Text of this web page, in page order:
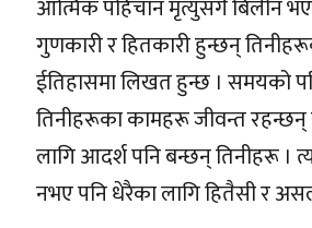
आत्मिक पहिचान मृत्युसँगै बिलीन
गुणकारी र हितकारी हुन्छन्
ईतिहासमा लिखत हुन्छ । समयको
तिनीहरूका कामहरू जीवन्त
लागि आदर्श पनि बन्छन् तिनीहरू ।
नभए पनि धेरैका लागि हितैसी र